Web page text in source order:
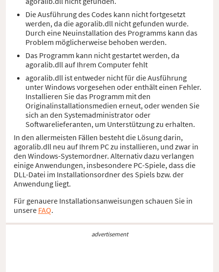
Die Ausführung des Codes kann nicht fortgesetzt
werden, da die agoralib.dll nicht gefunden wurde.
Durch eine Neuinstallation des Programms kann das
Problem möglicherweise behoben werden.
Das Programm kann nicht gestartet werden, da
agoralib.dll auf Ihrem Computer fehlt
agoralib.dll ist entweder nicht für die Ausführung
unter Windows vorgesehen oder enthält einen Fehler.
Installieren Sie das Programm mit den
Originalinstallationsmedien erneut, oder wenden Sie
sich an den Systemadministrator oder
Softwarelieferanten, um Unterstützung zu erhalten.
In den allermeisten Fällen besteht die Lösung darin,
agoralib.dll neu auf Ihrem PC zu installieren, und zwar in
den Windows-Systemordner. Alternativ dazu verlangen
einige Anwendungen, insbesondere PC-Spiele, dass die
DLL-Datei im Installationsordner des Spiels bzw. der
Anwendung liegt.
Für genauere Installationsanweisungen schauen Sie in
unsere FAQ.
advertisement